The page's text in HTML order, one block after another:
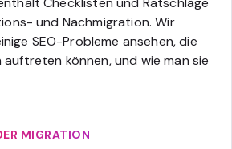
und Nachmigration. Wir
SEO-Probleme ansehen, die
können, und wie man sie
MIGRATION